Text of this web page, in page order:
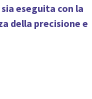
eseguita con la
della precisione e